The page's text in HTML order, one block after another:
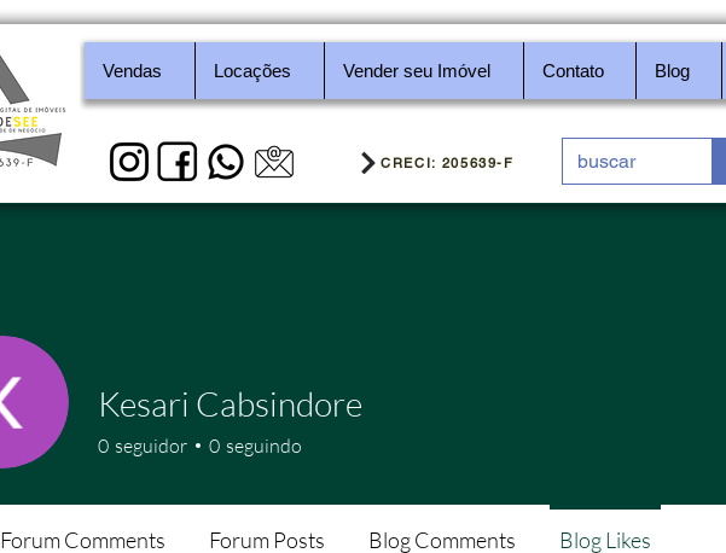
Vendas Locações Vender seu Imóvel Contato Blog
CRECI: 205639-F
Kesari Cabsindore
0 seguidor 0 seguindo
Forum Comments Forum Posts Blog Comments Blog Likes